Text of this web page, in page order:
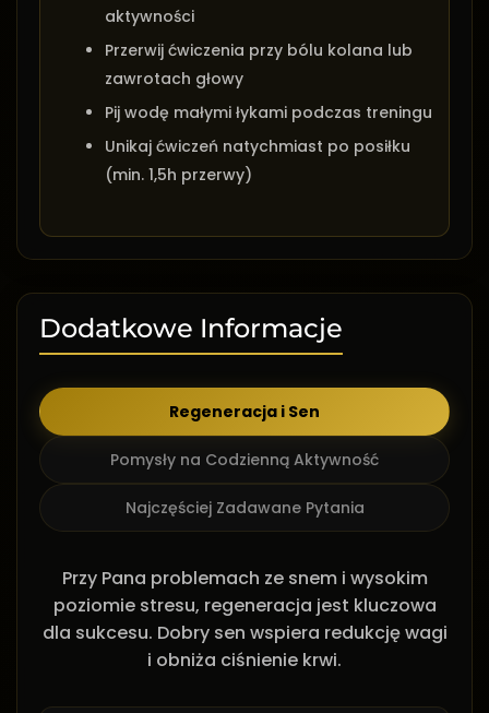
aktywności
Przerwij ćwiczenia przy bólu kolana lub
zawrotach głowy
Pij wodę małymi łykami podczas treningu
Unikaj ćwiczeń natychmiast po posiłku
(min. 1,5h przerwy)
Dodatkowe Informacje
Regeneracja i Sen
Pomysły na Codzienną Aktywność
Najczęściej Zadawane Pytania
Przy Pana problemach ze snem i wysokim
poziomie stresu, regeneracja jest kluczowa
dla sukcesu. Dobry sen wspiera redukcję wagi
i obniża ciśnienie krwi.